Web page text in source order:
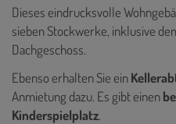
Dieses eindrucksvolle
sieben Stockwerke, inklusive
Dachgeschoss.
Ebenso erhalten Sie ein
Anmietung dazu. Es gibt einen
Kinderspielplatz.